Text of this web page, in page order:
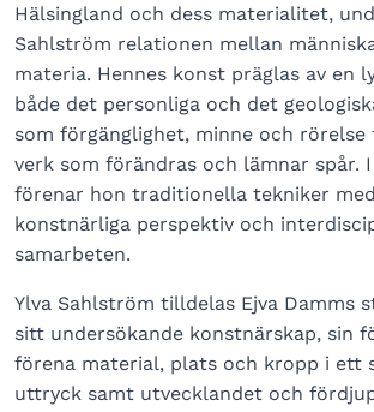
Hälsingland och dess materialitet,
Sahlström relationen mellan
materia. Hennes konst präglas av en
både det personliga och det
som förgänglighet, minne och
verk som förändras och lämnar spår.
förenar hon traditionella tekniker
konstnärliga perspektiv och
samarbeten.
Ylva Sahlström tilldelas Ejva Damms
sitt undersökande konstnärskap, sin
förena material, plats och kropp i ett
uttryck samt utvecklandet och